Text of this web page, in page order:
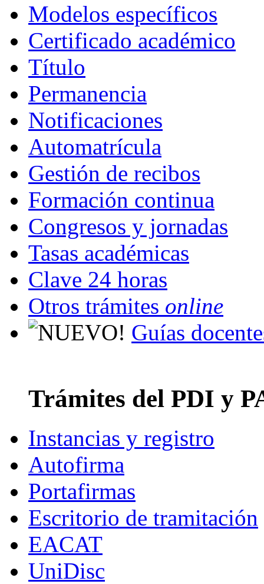
Modelos específicos
Certificado académico
Título
Permanencia
Notificaciones
Automatrícula
Gestión de recibos
Formación continua
Congresos y jornadas
Tasas académicas
Clave 24 horas
Otros trámites online
Guías
Trámites del PDI y
Instancias y registro
Autofirma
Portafirmas
Escritorio de tramitación
EACAT
UniDisc